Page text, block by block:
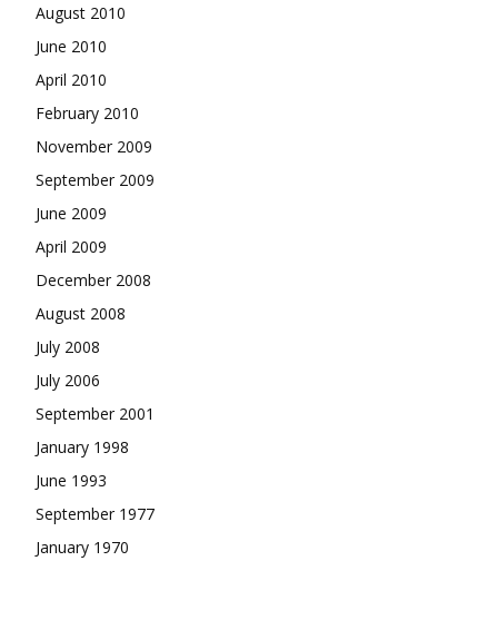
August 2010
June 2010
April 2010
February 2010
November 2009
September 2009
June 2009
April 2009
December 2008
August 2008
July 2008
July 2006
September 2001
January 1998
June 1993
September 1977
January 1970